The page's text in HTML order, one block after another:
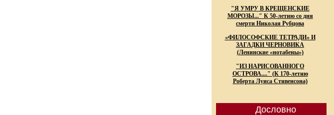
"Я УМРУ В КРЕЩЕНСКИЕ
МОРОЗЫ..." К 50-летию со дня
смерти Николая Рубцова
«ФИЛОСОФСКИЕ ТЕТРАДИ» И
ЗАГАДКИ ЧЕРНОВИКА
(Ленинские «нотабены»)
"ИЗ НАРИСОВАННОГО
ОСТРОВА...." (К 170-летию
Роберта Луиса Стивенсона)
Дословно